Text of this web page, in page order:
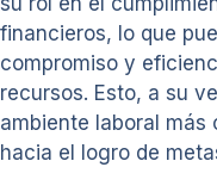
financieros, lo que
compromiso y
recursos. Esto, a su
ambiente laboral más
hacia el logro de